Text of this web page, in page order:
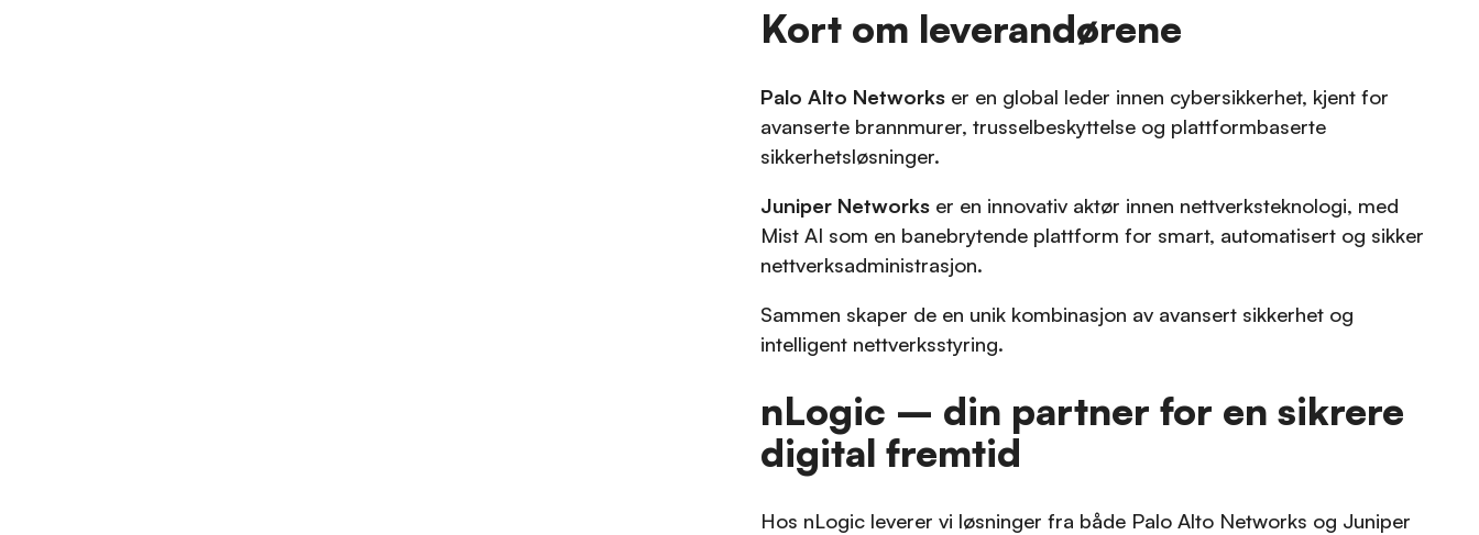
Kort om leverandørene
Palo Alto Networkser en global leder innen cybersikkerhet, kjent for
avanserte brannmurer, trusselbeskyttelse og plattformbaserte
sikkerhetsløsninger.
Juniper Networkser en innovativ aktør innen nettverksteknologi, med
Mist AI som en banebrytende plattform for smart, automatisert og sikker
nettverksadministrasjon.
Sammen skaper de en unik kombinasjon av avansert sikkerhet og
intelligent nettverksstyring.
nLogic – din partner for en sikrere
digital fremtid
Hos nLogic leverer vi løsninger fra både Palo Alto Networks og Juniper